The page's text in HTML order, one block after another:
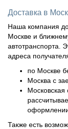
Доставка в
Наша компания
Москве и
автотранспорта.
адреса
по Москве
Москва с
Московская
оформлении
Также есть